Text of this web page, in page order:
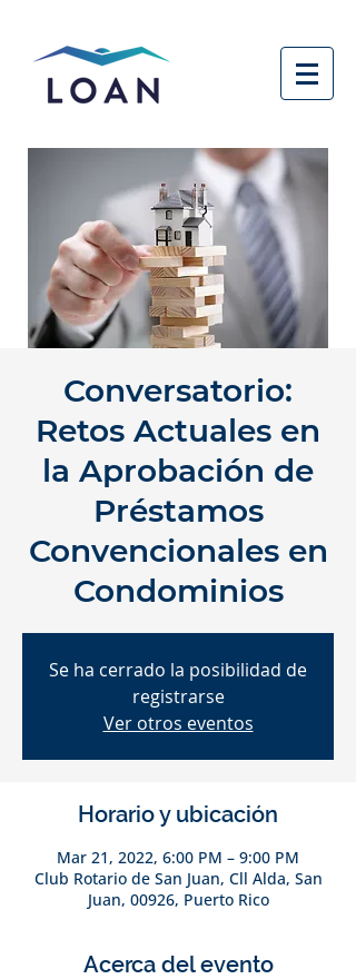
Conversatorio:
Retos Actuales en
la Aprobación de
Préstamos
Convencionales en
Condominios
Se ha cerrado la posibilidad de
registrarse
Ver otros eventos
Horario y ubicación
Mar 21, 2022, 6:00 PM – 9:00 PM
Club Rotario de San Juan, Cll Alda, San
Juan, 00926, Puerto Rico
Acerca del evento